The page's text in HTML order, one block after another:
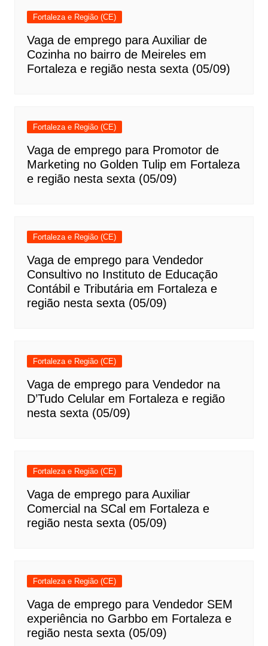
Fortaleza e Região (CE)
Vaga de emprego para Auxiliar de
Cozinha no bairro de Meireles em
Fortaleza e região nesta sexta (05/09)
Fortaleza e Região (CE)
Vaga de emprego para Promotor de
Marketing no Golden Tulip em Fortaleza
e região nesta sexta (05/09)
Fortaleza e Região (CE)
Vaga de emprego para Vendedor
Consultivo no Instituto de Educação
Contábil e Tributária em Fortaleza e
região nesta sexta (05/09)
Fortaleza e Região (CE)
Vaga de emprego para Vendedor na
D’Tudo Celular em Fortaleza e região
nesta sexta (05/09)
Fortaleza e Região (CE)
Vaga de emprego para Auxiliar
Comercial na SCal em Fortaleza e
região nesta sexta (05/09)
Fortaleza e Região (CE)
Vaga de emprego para Vendedor SEM
experiência no Garbbo em Fortaleza e
região nesta sexta (05/09)